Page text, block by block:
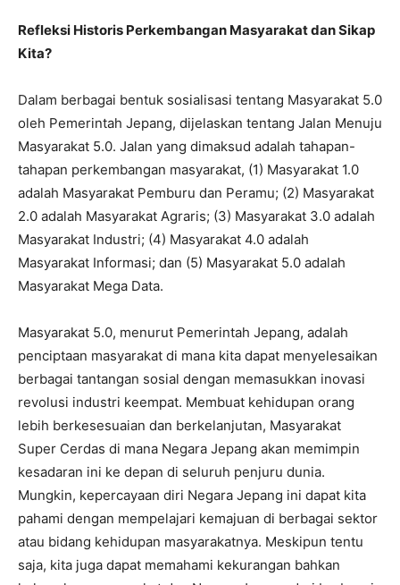
Refleksi Historis Perkembangan Masyarakat dan Sikap
Kita?
Dalam berbagai bentuk sosialisasi tentang Masyarakat 5.0
oleh Pemerintah Jepang, dijelaskan tentang Jalan Menuju
Masyarakat 5.0. Jalan yang dimaksud adalah tahapan-
tahapan perkembangan masyarakat, (1) Masyarakat 1.0
adalah Masyarakat Pemburu dan Peramu; (2) Masyarakat
2.0 adalah Masyarakat Agraris; (3) Masyarakat 3.0 adalah
Masyarakat Industri; (4) Masyarakat 4.0 adalah
Masyarakat Informasi; dan (5) Masyarakat 5.0 adalah
Masyarakat Mega Data.
Masyarakat 5.0, menurut Pemerintah Jepang, adalah
penciptaan masyarakat di mana kita dapat menyelesaikan
berbagai tantangan sosial dengan memasukkan inovasi
revolusi industri keempat. Membuat kehidupan orang
lebih berkesesuaian dan berkelanjutan, Masyarakat
Super Cerdas di mana Negara Jepang akan memimpin
kesadaran ini ke depan di seluruh penjuru dunia.
Mungkin, kepercayaan diri Negara Jepang ini dapat kita
pahami dengan mempelajari kemajuan di berbagai sektor
atau bidang kehidupan masyarakatnya. Meskipun tentu
saja, kita juga dapat memahami kekurangan bahkan